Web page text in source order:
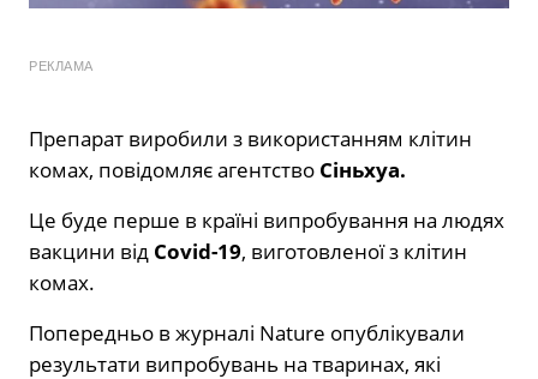
РЕКЛАМА
Препарат виробили з використанням клітин
комах, повідомляє агентство Сіньхуа.
Це буде перше в країні випробування на людях
вакцини від Covid-19, виготовленої з клітин
комах.
Попередньо в журналі Nature опублікували
результати випробувань на тваринах, які